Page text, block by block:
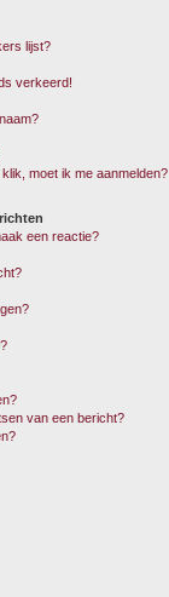
lijst?
verkeerd!
moet ik me aanmelden?
een reactie?
van een bericht?